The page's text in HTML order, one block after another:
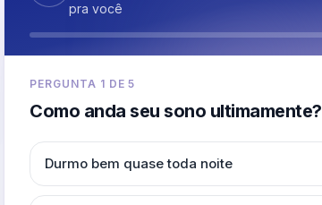
pra você
PERGUNTA 1 DE5
Como anda seu sono ultimamente?
Durmo bem quase toda noite